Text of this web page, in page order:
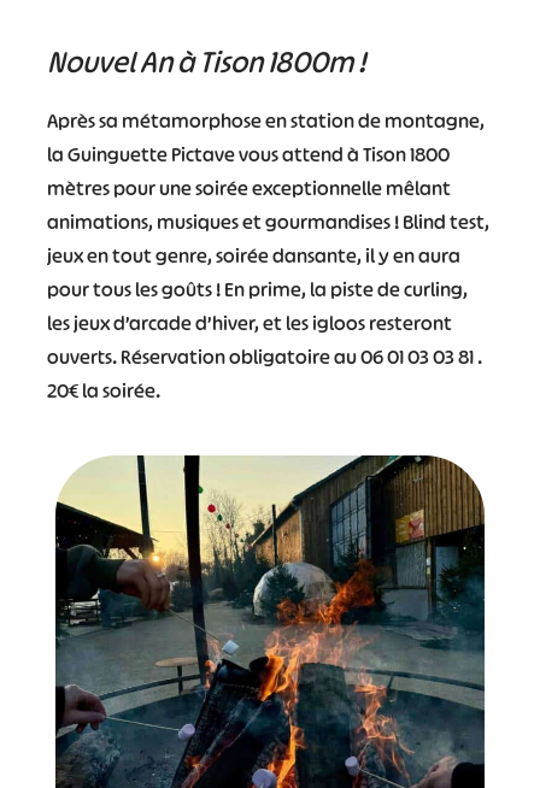
Nouvel An à Tison 1800m !
Après sa métamorphose en station de montagne,
la Guinguette Pictave vous attend à Tison 1800
mètres pour une soirée exceptionnelle mêlant
animations, musiques et gourmandises ! Blind test,
jeux en tout genre, soirée dansante, il y en aura
pour tous les goûts ! En prime, la piste de curling,
les jeux d’arcade d’hiver, et les igloos resteront
ouverts. Réservation obligatoire au 06 01 03 03 81 .
20€ la soirée.